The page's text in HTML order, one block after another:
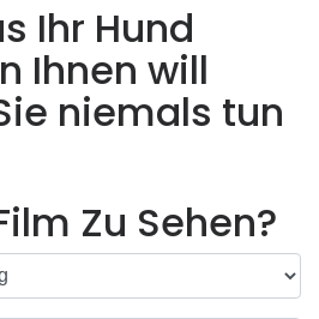
Ihr Hund
Ihnen will
niemals tun
Zu Sehen?